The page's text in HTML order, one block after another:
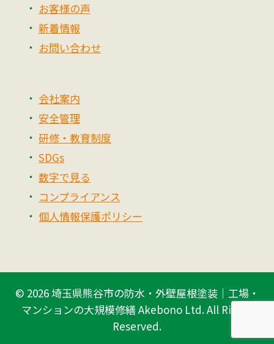
お客様の声
新着情報
お問い合わせ
会社案内
安全管理
研修・教育制度
SDGs
数字で見る
コンプライアンス
個人情報保護ポリシー
© 2026埼玉県熊谷市の防水・外壁屋根塗装｜工場・
マンションの大規模修繕 Akebono Ltd.All Rights
Reserved.